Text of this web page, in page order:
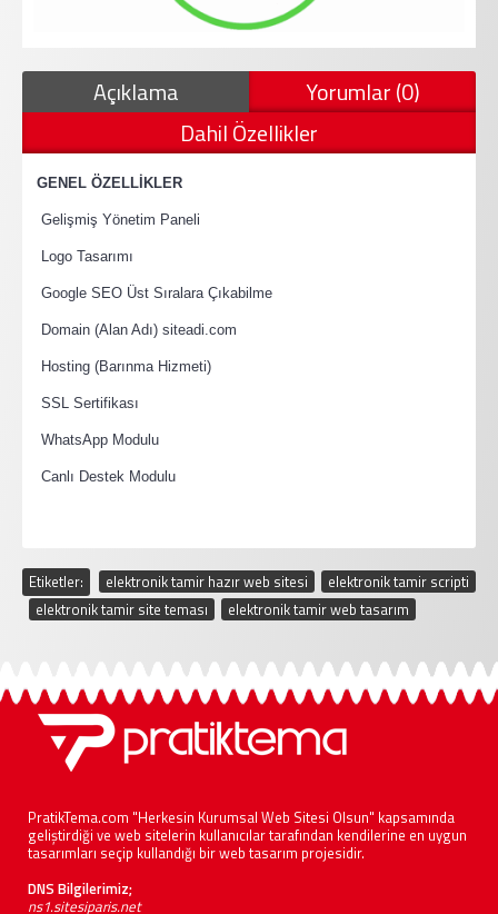
Açıklama
Yorumlar (0)
Dahil Özellikler
GENEL ÖZELLİKLER
Gelişmiş Yönetim Paneli
Logo Tasarımı
Google SEO Üst Sıralara Çıkabilme
Domain (Alan Adı) siteadi.com
Hosting (Barınma Hizmeti)
SSL Sertifikası
WhatsApp Modulu
Canlı Destek Modulu
Etiketler: elektronik tamir hazır web sitesi
elektronik tamir scripti
elektronik tamir site teması elektronik tamir web tasarım
PratikTema.com "Herkesin Kurumsal Web Sitesi Olsun" kapsamında
geliştirdiği ve web sitelerin kullanıcılar tarafından kendilerine en uygun
tasarımları seçip kullandığı bir web tasarım projesidir.
DNS Bilgilerimiz;
ns1.sitesiparis.net